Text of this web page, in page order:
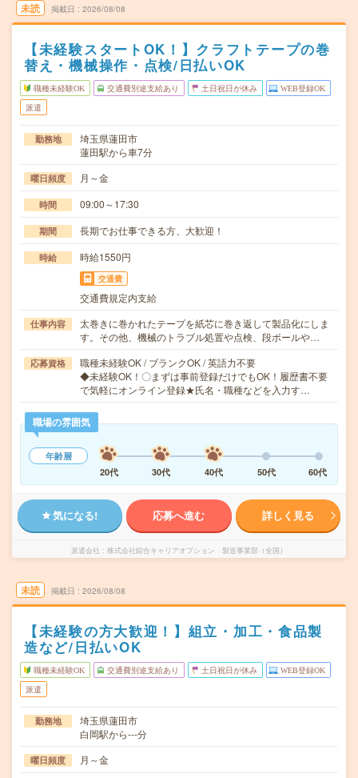
未読 掲載日 2026/08/08
【未経験スタートOK！】クラフトテープの巻
替え・機械操作・点検/日払いOK
職種未経験OK 交通費別途支給あり 土日祝日が休み WEB登録OK
派遣
勤務地
埼玉県蓮田市
蓮田駅から車7分
曜日頻度 月～金
時間 09:00～17:30
期間 長期でお仕事できる方、大歓迎！
時給 時給1550円
交通費
交通費規定内支給
仕事内容
太巻きに巻かれたテープを紙芯に巻き返して製品化にしま
す。その他、機械のトラブル処置や点検、段ボールや…
応募資格
職種未経験OK / ブランクOK / 英語力不要
◆未経験OK！〇まずは事前登録だけでもOK！履歴書不要
で気軽にオンライン登録★氏名・職種などを入力す…
職場の雰囲気
年齢層
20代
30代 40代 50代 60代
気になる! 応募へ進む 詳しく見る
派遣会社 株式会社綜合キャリアオプション 製造事業部（全国）
未読 掲載日 2026/08/08
【未経験の方大歓迎！】組立・加工・食品製
造など/日払いOK
職種未経験OK 交通費別途支給あり 土日祝日が休み WEB登録OK
派遣
勤務地
埼玉県蓮田市
白岡駅から---分
曜日頻度 月～金